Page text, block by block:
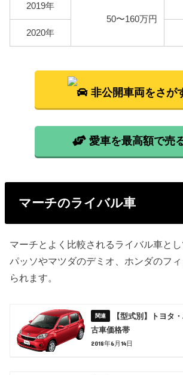
2019年
50〜160万円
2020年
非公開車両をさが
愛車を最高額で売
マーチのライバル車
マーチとよく比較されるライバル車と
パッソやマツダのデミオ、ホンダのフ
られます。
【型式別】トヨタ
古車価格帯
2018年6月14日